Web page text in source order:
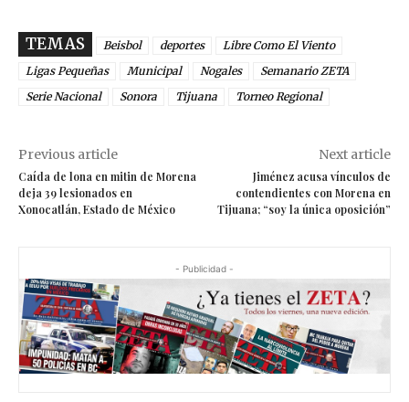
TEMAS Beisbol deportes
Libre Como El Viento
Ligas Pequeñas
Municipal Nogales
Semanario ZETA
Serie Nacional
Sonora Tijuana Torneo Regional
Previous article
Caída de lona en mitin de Morena
deja 39 lesionados en
Xonocatlán, Estado de México
Next article
Jiménez acusa vínculos de
contendientes con Morena en
Tijuana; “soy la única oposición”
- Publicidad -